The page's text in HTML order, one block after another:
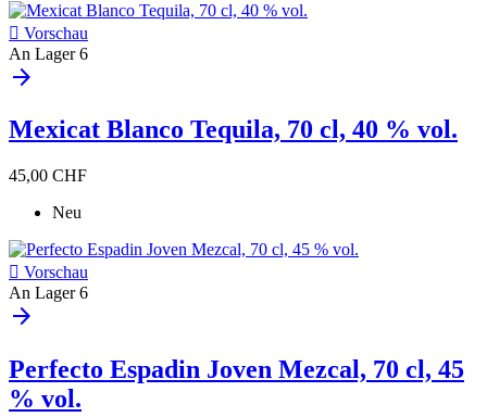
 Vorschau
An Lager 6
arrow_forward
Mexicat Blanco Tequila, 70 cl, 40 % vol.
45,00 CHF
Neu
 Vorschau
An Lager 6
arrow_forward
Perfecto Espadin Joven Mezcal, 70 cl, 45
% vol.